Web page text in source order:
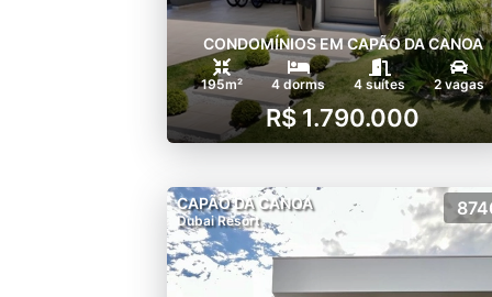
CONDOMÍNIOS EM CAPÃO DA CANOA
195m² 4 dorms 4 suítes 2 vagas
R$ 1.790.000
CAPÃO DA CANOA
Dubai Resort